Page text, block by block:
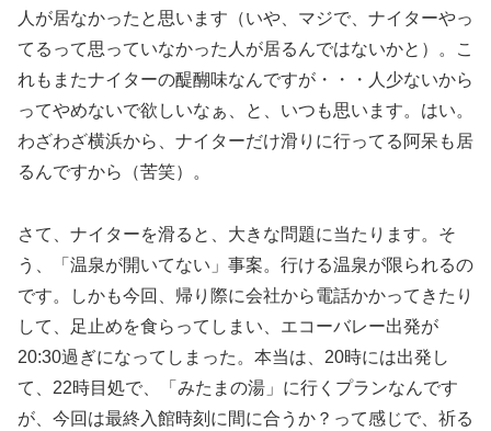
人が居なかったと思います（いや、マジで、ナイターやっ
てるって思っていなかった人が居るんではないかと）。こ
れもまたナイターの醍醐味なんですが・・・人少ないから
ってやめないで欲しいなぁ、と、いつも思います。はい。
わざわざ横浜から、ナイターだけ滑りに行ってる阿呆も居
るんですから（苦笑）。
さて、ナイターを滑ると、大きな問題に当たります。そ
う、「温泉が開いてない」事案。行ける温泉が限られるの
です。しかも今回、帰り際に会社から電話かかってきたり
して、足止めを食らってしまい、エコーバレー出発が
20:30過ぎになってしまった。本当は、20時には出発し
て、22時目処で、「みたまの湯」に行くプランなんです
が、今回は最終入館時刻に間に合うか？って感じで、祈る